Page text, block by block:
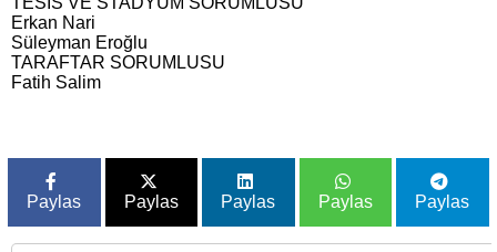
Erkan Nari
Süleyman Eroğlu
TARAFTAR SORUMLUSU
Fatih Salim
Paylas Paylas Paylas Paylas Paylas